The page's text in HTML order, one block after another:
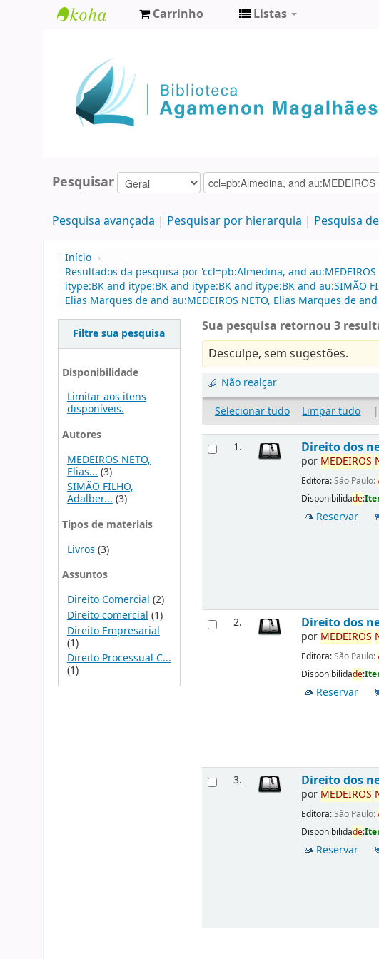
Agamenon
Magalhães
Carrinho Listas
Pesquisar
Pesquisa avançada Pesquisar por hierarquia Pesquisa
Início ›
Resultados da pesquisa por 'ccl=pb:Almedina, and
itype:BK and itype:BK and itype:BK and itype:BK and au:SIMÃO
Elias Marques de and au:MEDEIROS NETO, Elias Marques de
Filtre sua pesquisa
Disponibilidade
Limitar aos itens
disponíveis.
Autores
MEDEIROS NETO,
Elias... (3)
SIMÃO FILHO,
Adalber...(3)
Tipos de materiais
Livros (3)
Assuntos
Direito Comercial (2)
Direito comercial (1)
Direito Empresarial
(1)
Direito Processual C...
(1)
Sua pesquisa retornou 3
Desculpe, sem sugestões.
Não realçar
Selecionar tudo
Limpar tudo |
1. Direito dos
por MEDEIROS
Editora:São Paulo:
Disponibilidade:
Reservar
2. Direito dos
por MEDEIROS
Editora:São Paulo:
Disponibilidade:
Reservar
3. Direito dos
por MEDEIROS
Editora:São Paulo:
Disponibilidade:
Reservar